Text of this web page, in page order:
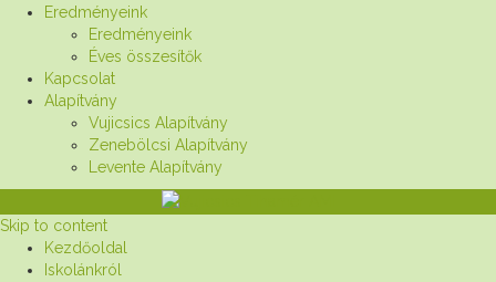
Eredményeink
Eredményeink
Éves összesítők
Kapcsolat
Alapítvány
Vujicsics Alapítvány
Zenebölcsi Alapítvány
Levente Alapítvány
Skip to content
Kezdőoldal
Iskolánkról